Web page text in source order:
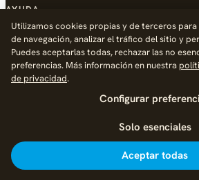
AYUDA
Añadir empresa
Contacto
Política de Privacidad
Utilizamos cookies propias y de terceros
de navegación, analizar el tráfico del sitio y
Puedes aceptarlas todas, rechazar las no
preferencias. Más información en nuestra
de privacidad.
Configurar
Solo esenciales
Aceptar todas